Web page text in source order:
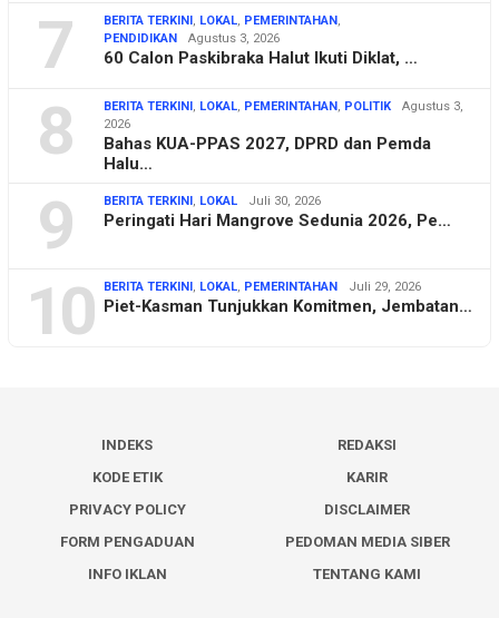
7 BERITA TERKINI LOKAL PEMERINTAHAN
PENDIDIKAN
Agustus 3, 2026
60 Calon Paskibraka Halut Ikuti Diklat, …
8 BERITA TERKINI LOKAL PEMERINTAHAN POLITIK
Agustus 3,
2026
Bahas KUA-PPAS 2027, DPRD dan Pemda
Halu…
9 BERITA TERKINI LOKAL Juli 30, 2026
Peringati Hari Mangrove Sedunia 2026, Pe…
10 BERITA TERKINI LOKAL PEMERINTAHAN Juli 29, 2026
Piet-Kasman Tunjukkan Komitmen, Jembatan…
INDEKS
REDAKSI
KODE ETIK
KARIR
PRIVACY POLICY
DISCLAIMER
FORM PENGADUAN
PEDOMAN MEDIA SIBER
INFO IKLAN
TENTANG KAMI